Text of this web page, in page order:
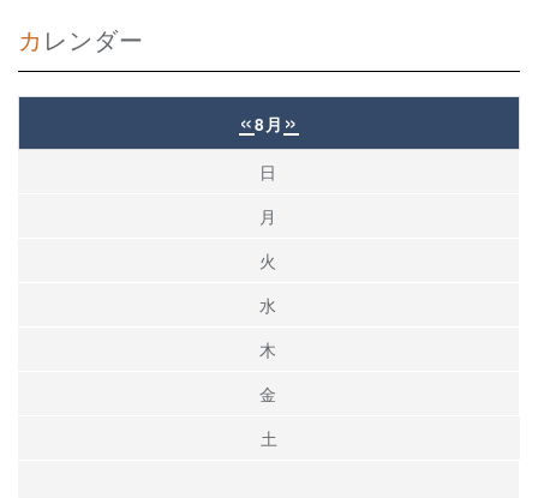
カレンダー
«8月 »
日
月
火
水
木
金
土